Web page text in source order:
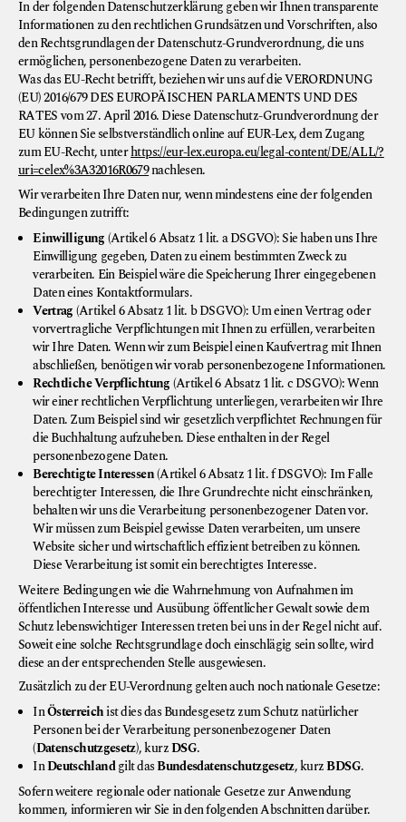
In der folgenden Datenschutzerklärung geben wir Ihnen transparente
Informationen zu den rechtlichen Grundsätzen und Vorschriften, also
den Rechtsgrundlagen der Datenschutz-Grundverordnung, die uns
ermöglichen, personenbezogene Daten zu verarbeiten.
Was das EU-Recht betrifft, beziehen wir uns auf die VERORDNUNG
(EU) 2016/679 DES EUROPÄISCHEN PARLAMENTS UND DES
RATES vom 27. April 2016. Diese Datenschutz-Grundverordnung der
EU können Sie selbstverständlich online auf EUR-Lex, dem Zugang
zum EU-Recht, unterhttps://eur-lex.europa.eu/legal-content/DE/ALL/?
uri=celex%3A32016R0679nachlesen.
Wir verarbeiten Ihre Daten nur, wenn mindestens eine der folgenden
Bedingungen zutrifft:
Einwilligung (Artikel 6 Absatz 1 lit. a DSGVO): Sie haben uns Ihre
Einwilligung gegeben, Daten zu einem bestimmten Zweck zu
verarbeiten. Ein Beispiel wäre die Speicherung Ihrer eingegebenen
Daten eines Kontaktformulars.
Vertrag (Artikel 6 Absatz 1 lit. b DSGVO): Um einen Vertrag oder
vorvertragliche Verpflichtungen mit Ihnen zu erfüllen, verarbeiten
wir Ihre Daten. Wenn wir zum Beispiel einen Kaufvertrag mit Ihnen
abschließen, benötigen wir vorab personenbezogene Informationen.
Rechtliche Verpflichtung (Artikel 6 Absatz 1 lit. c DSGVO): Wenn
wir einer rechtlichen Verpflichtung unterliegen, verarbeiten wir Ihre
Daten. Zum Beispiel sind wir gesetzlich verpflichtet Rechnungen für
die Buchhaltung aufzuheben. Diese enthalten in der Regel
personenbezogene Daten.
Berechtigte Interessen(Artikel 6 Absatz 1 lit. f DSGVO): Im Falle
berechtigter Interessen, die Ihre Grundrechte nicht einschränken,
behalten wir uns die Verarbeitung personenbezogener Daten vor.
Wir müssen zum Beispiel gewisse Daten verarbeiten, um unsere
Website sicher und wirtschaftlich effizient betreiben zu können.
Diese Verarbeitung ist somit ein berechtigtes Interesse.
Weitere Bedingungen wie die Wahrnehmung von Aufnahmen im
öffentlichen Interesse und Ausübung öffentlicher Gewalt sowie dem
Schutz lebenswichtiger Interessen treten bei uns in der Regel nicht auf.
Soweit eine solche Rechtsgrundlage doch einschlägig sein sollte, wird
diese an der entsprechenden Stelle ausgewiesen.
Zusätzlich zu der EU-Verordnung gelten auch noch nationale Gesetze:
InÖsterreichist dies das Bundesgesetz zum Schutz natürlicher
Personen bei der Verarbeitung personenbezogener Daten
(Datenschutzgesetz), kurzDSG.
InDeutschlandgilt dasBundesdatenschutzgesetz, kurzBDSG.
Sofern weitere regionale oder nationale Gesetze zur Anwendung
kommen, informieren wir Sie in den folgenden Abschnitten darüber.